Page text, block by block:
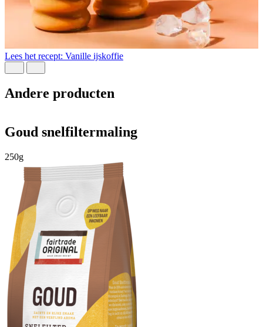
Lees het recept: Vanille ijskoffie
Andere producten
Goud snelfiltermaling
250g